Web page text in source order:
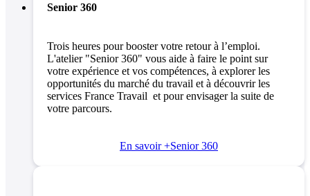
Senior 360
Trois heures pour booster votre retour à l’emploi.
L'atelier "Senior 360" vous aide à faire le point sur
votre expérience et vos compétences, à explorer les
opportunités du marché du travail et à découvrir les
services France Travail et pour envisager la suite de
votre parcours.
En savoir +Senior 360